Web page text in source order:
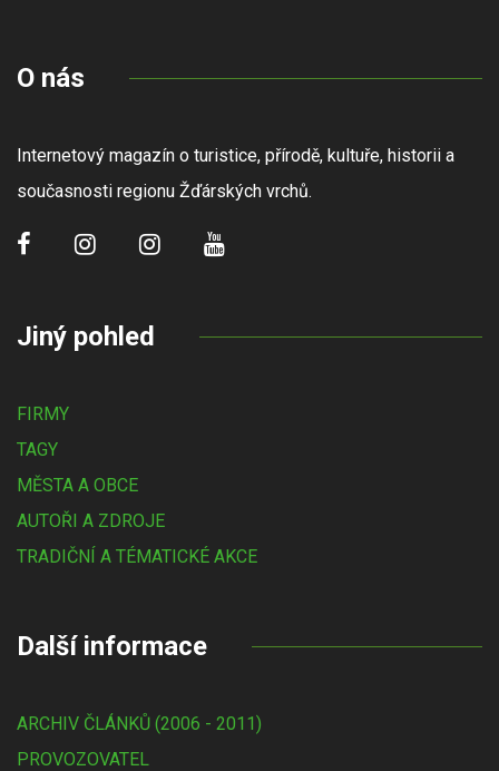
O nás
Internetový magazín o turistice, přírodě, kultuře, historii a
současnosti regionu Žďárských vrchů.
Jiný pohled
FIRMY
TAGY
MĚSTA A OBCE
AUTOŘI A ZDROJE
TRADIČNÍ A TÉMATICKÉ AKCE
Další informace
ARCHIV ČLÁNKŮ (2006 - 2011)
PROVOZOVATEL